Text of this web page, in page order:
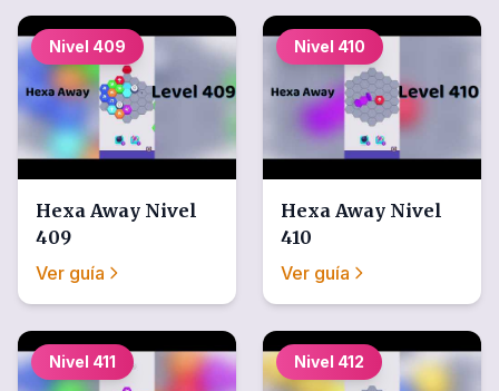
Nivel 409
Hexa Away Nivel
409
Ver guía
Nivel 410
Hexa Away Nivel
410
Ver guía
Nivel 411 Nivel 412